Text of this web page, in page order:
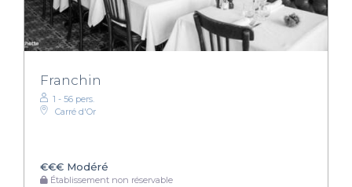
Franchin
1 - 56 pers.
Carré d'Or
€€€ Modéré
Établissement non réservable